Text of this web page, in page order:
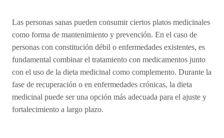
Las personas sanas pueden consumir ciertos platos medicinales
como forma de mantenimiento y prevención. En el caso de
personas con constitución débil o enfermedades existentes, es
fundamental combinar el tratamiento con medicamentos junto
con el uso de la dieta medicinal como complemento. Durante la
fase de recuperación o en enfermedades crónicas, la dieta
medicinal puede ser una opción más adecuada para el ajuste y
fortalecimiento a largo plazo.